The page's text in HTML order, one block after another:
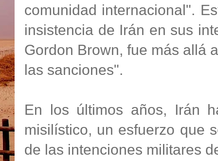
comunidad internacional".
insistencia de Irán en sus
Gordon Brown, fue más allá
las sanciones".
En los últimos años, Irán
misilístico, un esfuerzo que
de las intenciones militares